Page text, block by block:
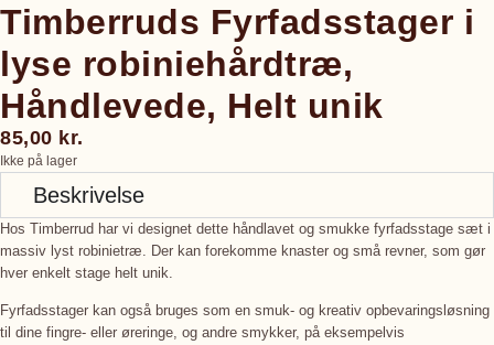
Timberruds Fyrfadsstager i
lyse robiniehårdtræ,
Håndlevede, Helt unik
85,00 kr.
Ikke på lager
Beskrivelse
Hos Timberrud har vi designet dette håndlavet og smukke fyrfadsstage sæt i
massiv lyst robinietræ. Der kan forekomme knaster og små revner, som gør
hver enkelt stage helt unik.
Fyrfadsstager kan også bruges som en smuk- og kreativ opbevaringsløsning
til dine fingre- eller øreringe, og andre smykker, på eksempelvis